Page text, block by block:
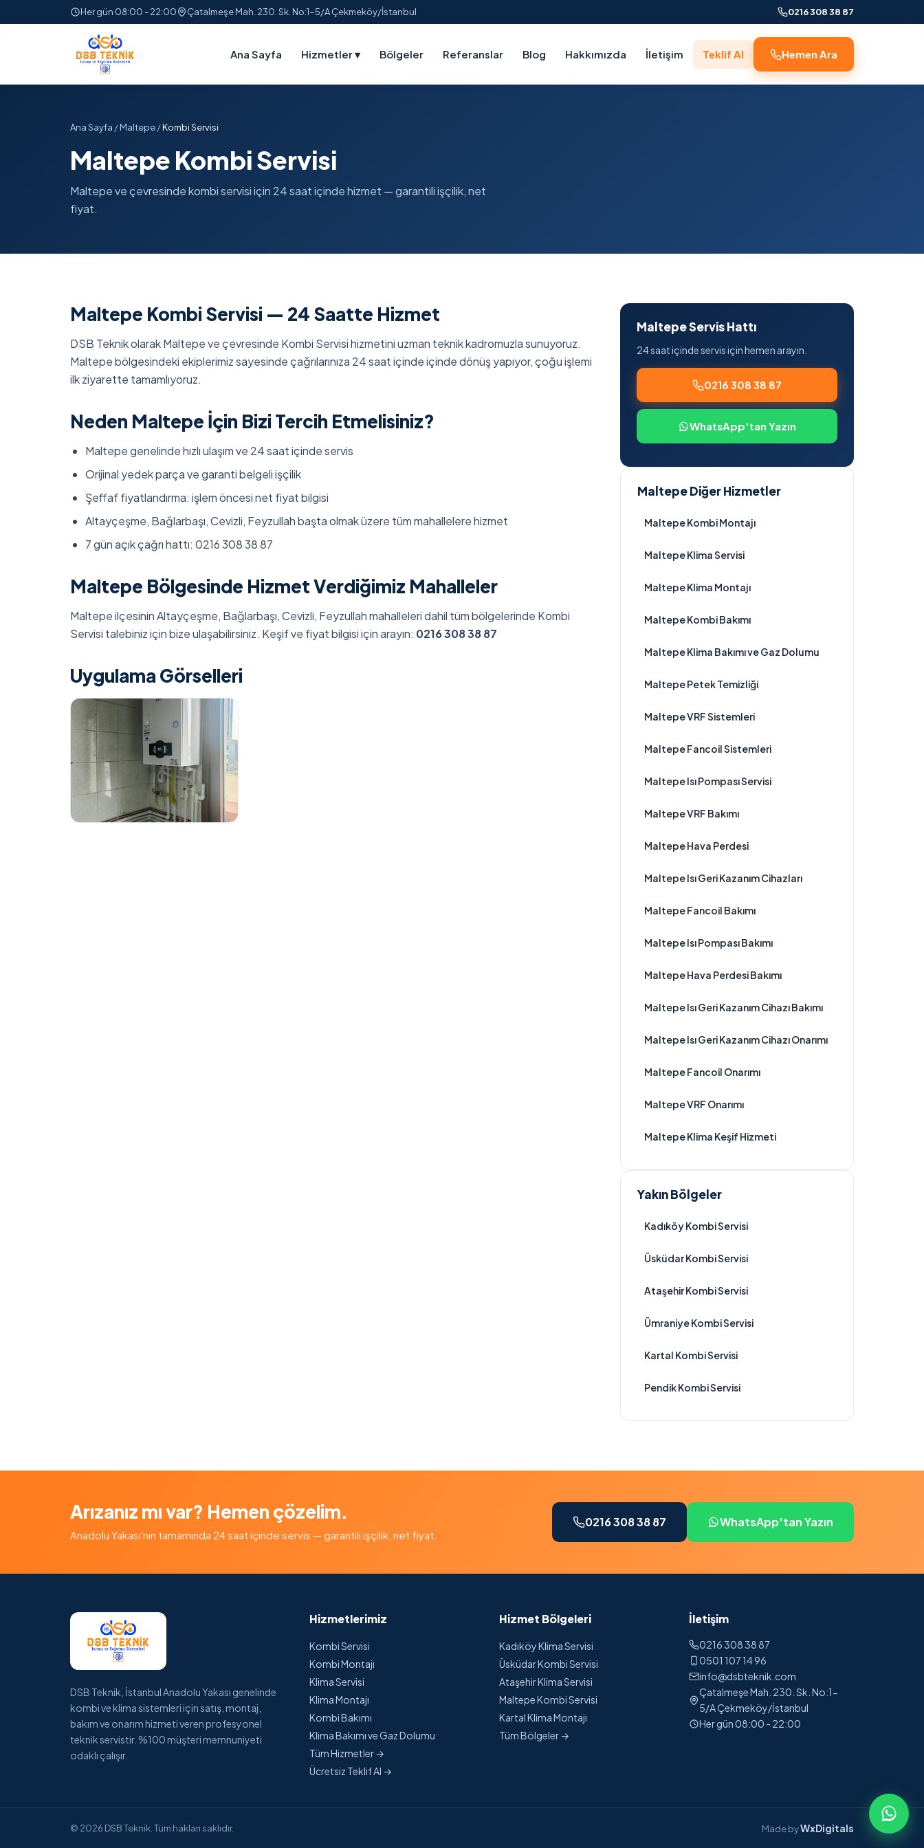
Her gün 08:00 - 22:00 Çatalmeşe Mah. 230. Sk. No:1-5/A Çekmeköy/İstanbul 0216 308 38 87
Ana Sayfa Hizmetler▾ Bölgeler Referanslar Blog Hakkımızda İletişim Teklif Al Hemen Ara
Ana Sayfa /Maltepe/Kombi Servisi
Maltepe Kombi Servisi
Maltepe ve çevresinde kombi servisi için 24 saat içinde hizmet — garantili işçilik, net
fiyat.
Maltepe Kombi Servisi — 24 Saatte Hizmet
DSB Teknik olarak Maltepe ve çevresinde Kombi Servisi hizmetini uzman teknik kadromuzla sunuyoruz.
Maltepe bölgesindeki ekiplerimiz sayesinde çağrılarınıza 24 saat içinde içinde dönüş yapıyor, çoğu işlemi
ilk ziyarette tamamlıyoruz.
Neden Maltepe İçin Bizi Tercih Etmelisiniz?
Maltepe genelinde hızlı ulaşım ve 24 saat içinde servis
Orijinal yedek parça ve garanti belgeli işçilik
Şeffaf fiyatlandırma: işlem öncesi net fiyat bilgisi
Altayçeşme, Bağlarbaşı, Cevizli, Feyzullah başta olmak üzere tüm mahallelere hizmet
7 gün açık çağrı hattı: 0216 308 38 87
Maltepe Bölgesinde Hizmet Verdiğimiz Mahalleler
Maltepe ilçesinin Altayçeşme, Bağlarbaşı, Cevizli, Feyzullah mahalleleri dahil tüm bölgelerinde Kombi
Servisi talebiniz için bize ulaşabilirsiniz. Keşif ve fiyat bilgisi için arayın: 0216 308 38 87
Uygulama Görselleri
Maltepe Servis Hattı
24 saat içinde servis için hemen arayın.
0216 308 38 87
WhatsApp'tan Yazın
Maltepe Diğer Hizmetler
Maltepe Kombi Montajı
Maltepe Klima Servisi
Maltepe Klima Montajı
Maltepe Kombi Bakımı
Maltepe Klima Bakımı ve Gaz Dolumu
Maltepe Petek Temizliği
Maltepe VRF Sistemleri
Maltepe Fancoil Sistemleri
Maltepe Isı Pompası Servisi
Maltepe VRF Bakımı
Maltepe Hava Perdesi
Maltepe Isı Geri Kazanım Cihazları
Maltepe Fancoil Bakımı
Maltepe Isı Pompası Bakımı
Maltepe Hava Perdesi Bakımı
Maltepe Isı Geri Kazanım Cihazı Bakımı
Maltepe Isı Geri Kazanım Cihazı Onarımı
Maltepe Fancoil Onarımı
Maltepe VRF Onarımı
Maltepe Klima Keşif Hizmeti
Yakın Bölgeler
Kadıköy Kombi Servisi
Üsküdar Kombi Servisi
Ataşehir Kombi Servisi
Ümraniye Kombi Servisi
Kartal Kombi Servisi
Pendik Kombi Servisi
Arızanız mı var? Hemen çözelim.
Anadolu Yakası'nın tamamında 24 saat içinde servis — garantili işçilik, net fiyat.
0216 308 38 87 WhatsApp'tan Yazın
DSB Teknik, İstanbul Anadolu Yakası genelinde
kombi ve klima sistemleri için satış, montaj,
bakım ve onarım hizmeti veren profesyonel
teknik servistir. %100 müşteri memnuniyeti
odaklı çalışır.
Hizmetlerimiz
Kombi Servisi
Kombi Montajı
Klima Servisi
Klima Montajı
Kombi Bakımı
Klima Bakımı ve Gaz Dolumu
Tüm Hizmetler →
Ücretsiz Teklif Al →
Hizmet Bölgeleri
Kadıköy Klima Servisi
Üsküdar Kombi Servisi
Ataşehir Klima Servisi
Maltepe Kombi Servisi
Kartal Klima Montajı
Tüm Bölgeler →
İletişim
0216 308 38 87
0501 107 14 96
info@dsbteknik.com
Çatalmeşe Mah. 230. Sk. No:1-
5/A Çekmeköy/İstanbul
Her gün 08:00 - 22:00
© 2026 DSB Teknik. Tüm hakları saklıdır. Made byWxDigitals